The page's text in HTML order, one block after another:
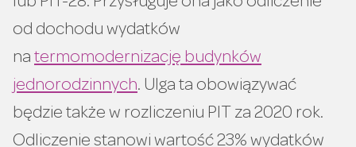
od dochodu wydatków
na termomodernizację budynków
jednorodzinnych. Ulga ta obowiązywać
będzie także w rozliczeniu PIT za 2020 rok.
Odliczenie stanowi wartość 23% wydatków